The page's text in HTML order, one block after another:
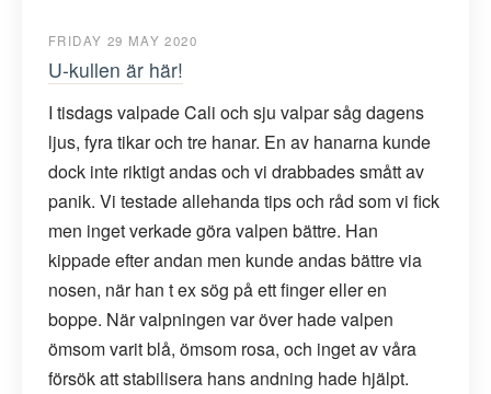
FRIDAY 29 MAY 2020
U-kullen är här!
I tisdags valpade Cali och sju valpar såg dagens
ljus, fyra tikar och tre hanar. En av hanarna kunde
dock inte riktigt andas och vi drabbades smått av
panik. Vi testade allehanda tips och råd som vi fick
men inget verkade göra valpen bättre. Han
kippade efter andan men kunde andas bättre via
nosen, när han t ex sög på ett finger eller en
boppe. När valpningen var över hade valpen
ömsom varit blå, ömsom rosa, och inget av våra
försök att stabilisera hans andning hade hjälpt.